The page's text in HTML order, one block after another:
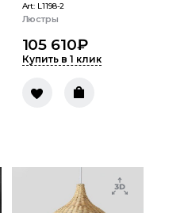
Art: L1198-2
Люстры
105 610₽
Купить в 1 клик